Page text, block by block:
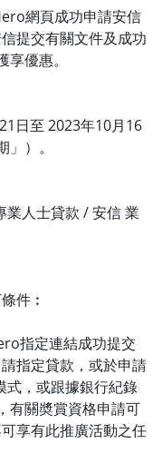
網頁成功申請安信
提交有關文件及成功
優惠。
日至 2023年10月16
）。
業人士貸款 / 安信 業
件︰
指定連結成功提交
指定貸款，或於申請
式，或跟據銀行紀錄
有關奬賞資格申請可
享有此推廣活動之任